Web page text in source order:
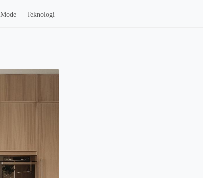
Mode Teknologi